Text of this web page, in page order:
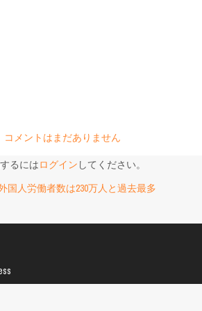
コメントはまだありません
るにはログイン してください。
国人労働者数は230万人と過去最多